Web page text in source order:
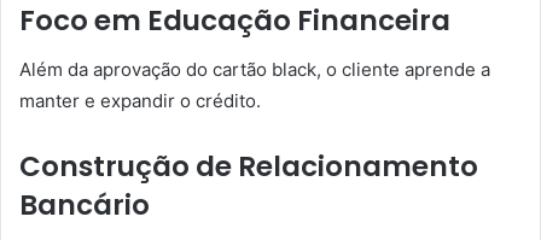
Foco em Educação Financeira
Além da aprovação do cartão black, o cliente aprende a
manter e expandir o crédito.
Construção de Relacionamento
Bancário